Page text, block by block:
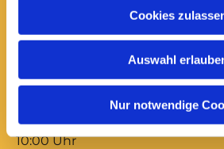
Cookies
Auswahl
Nur notwendige
freitags mit Abendmahl
12:00 Uhr
MUSIKALISCHES MITTAGSGEBET
Sonntag
10:00 Uhr